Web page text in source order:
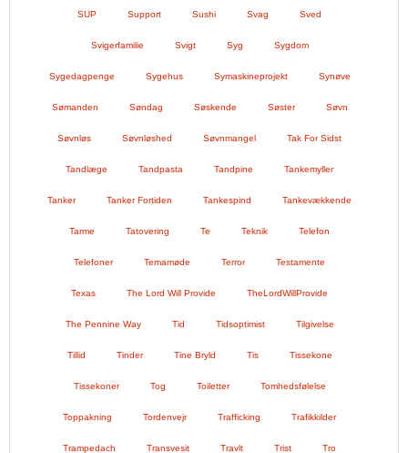
SUP Support Sushi Svag Sved
Svigerfamilie Svigt Syg Sygdom
Sygedagpenge Sygehus Symaskineprojekt Synøve
Sømanden Søndag Søskende Søster Søvn
Søvnløs Søvnløshed Søvnmangel Tak For Sidst
Tandlæge Tandpasta Tandpine Tankemyller
Tanker Tanker Fortiden Tankespind Tankevækkende
Tarme Tatovering Te Teknik Telefon
Telefoner Temamøde Terror Testamente
Texas The Lord Will Provide TheLordWillProvide
The Pennine Way Tid Tidsoptimist Tilgivelse
Tillid Tinder Tine Bryld Tis Tissekone
Tissekoner Tog Toiletter Tomhedsfølelse
Toppakning Tordenvejr Trafficking Trafikkilder
Trampedach Transvesit Travlt Trist Tro